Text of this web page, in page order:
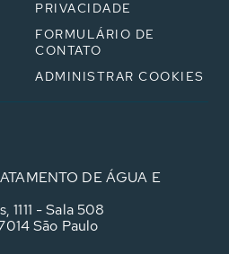
PRIVACIDADE
FORMULÁRIO DE
CONTATO
ADMINISTRAR COOKIES
DE ÁGUA E
1111 - Sala 508
São Paulo